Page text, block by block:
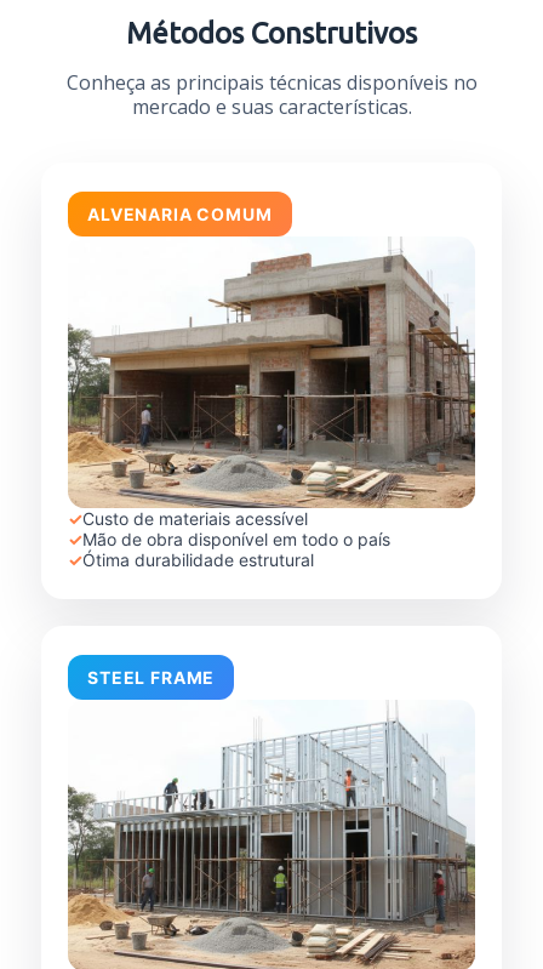
Métodos Construtivos
Conheça as principais técnicas disponíveis no
mercado e suas características.
ALVENARIA COMUM
✓Custo de materiais acessível
✓Mão de obra disponível em todo o país
✓Ótima durabilidade estrutural
STEEL FRAME